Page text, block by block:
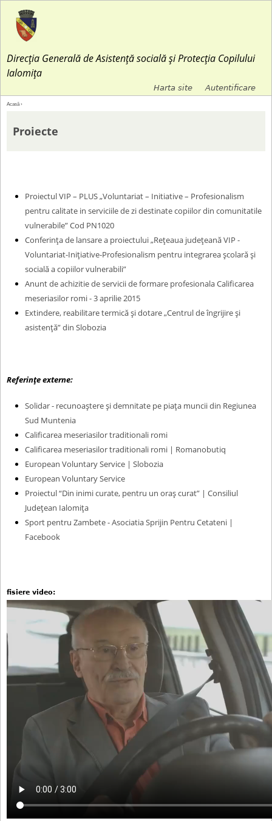
Direcția Generală de Asistență socială și Protecția Copilului
Ialomița
u
s
c
Harta site Autentificare
Acasă ›
Proiecte
Proiectul VIP – PLUS „Voluntariat – Initiative – Profesionalism
pentru calitate in serviciile de zi destinate copiilor din comunitatile
vulnerabile” Cod PN1020
Conferinţa de lansare a proiectului „Rețeaua județeană VIP -
Voluntariat-Inițiative-Profesionalism pentru integrarea școlară și
socială a copiilor vulnerabili”
Anunt de achizitie de servicii de formare profesionala Calificarea
meseriasilor romi - 3 aprilie 2015
Extindere, reabilitare termică și dotare „Centrul de îngrijire și
asistență” din Slobozia
Referințe externe:
Solidar - recunoaştere şi demnitate pe piaţa muncii din Regiunea
Sud Muntenia
Calificarea meseriasilor traditionali romi
Calificarea meseriasilor traditionali romi | Romanobutiq
European Voluntary Service | Slobozia
European Voluntary Service
Proiectul “Din inimi curate, pentru un oraş curat” | Consiliul
Județean Ialomița
Sport pentru Zambete - Asociatia Sprijin Pentru Cetateni |
Facebook
fisiere video: